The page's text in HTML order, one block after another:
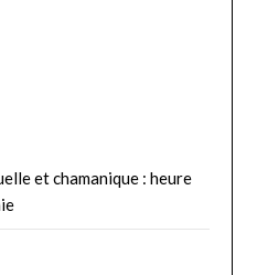
et chamanique : heure